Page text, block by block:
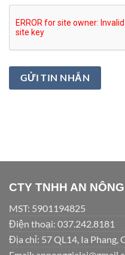
CTY TNHH AN
MST: 5901194825
Điện thoại: 037.242.8181
Địa chỉ: 57 QL14, Ia Phang,